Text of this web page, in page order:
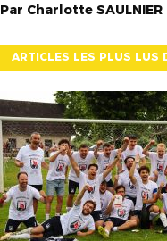
Par Charlotte SAULNIER
ARTICLES LES PLUS LUS